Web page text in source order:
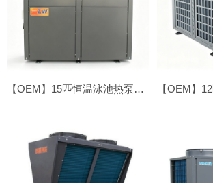
【OEM】15匹恒温泳池热泵●侧吹